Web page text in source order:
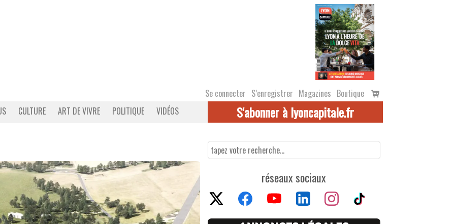
Se connecter S’enregistrer Magazines Boutique
Voir
le
CULTURE ART DE VIVRE POLITIQUE VIDÉOS S'abonner à lyoncapitale.fr
réseaux sociaux